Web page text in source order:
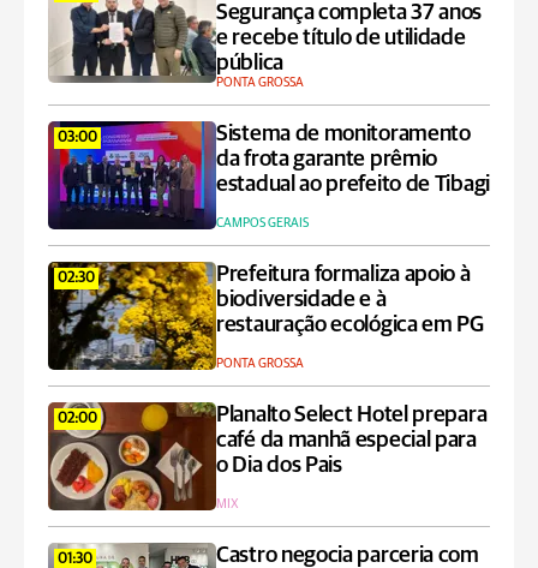
Segurança completa 37 anos
e recebe título de utilidade
pública
PONTA GROSSA
03:00
Sistema de monitoramento
da frota garante prêmio
estadual ao prefeito de Tibagi
CAMPOS GERAIS
02:30
Prefeitura formaliza apoio à
biodiversidade e à
restauração ecológica em PG
PONTA GROSSA
02:00
Planalto Select Hotel prepara
café da manhã especial para
o Dia dos Pais
MIX
01:30
Castro negocia parceria com